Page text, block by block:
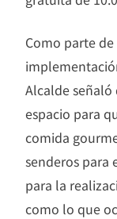
Como parte
Alcalde señaló
espacio para
comida
senderos para
para la
como lo que